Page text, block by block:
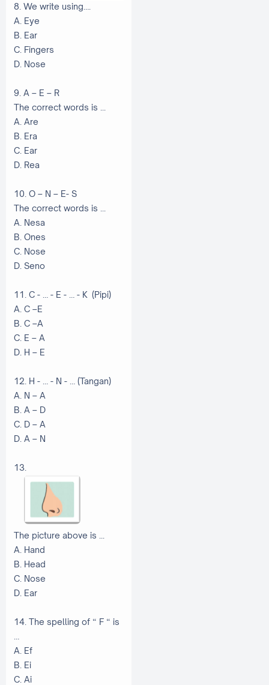
8. We write using….
A. Eye
B. Ear
C. Fingers
D. Nose
9. A – E – R
The correct words is ...
A. Are
B. Era
C. Ear
D. Rea
10. O – N – E- S
The correct words is ...
A. Nesa
B. Ones
C. Nose
D. Seno
11. C - … - E - … - K (Pipi)
A. C –E
B. C –A
C. E – A
D. H – E
12. H - … - N - … (Tangan)
A. N – A
B. A – D
C. D – A
D. A – N
13.
The picture above is ...
A. Hand
B. Head
C. Nose
D. Ear
14. The spelling of “ F “ is
A. Ef
B. Ei
C. Ai